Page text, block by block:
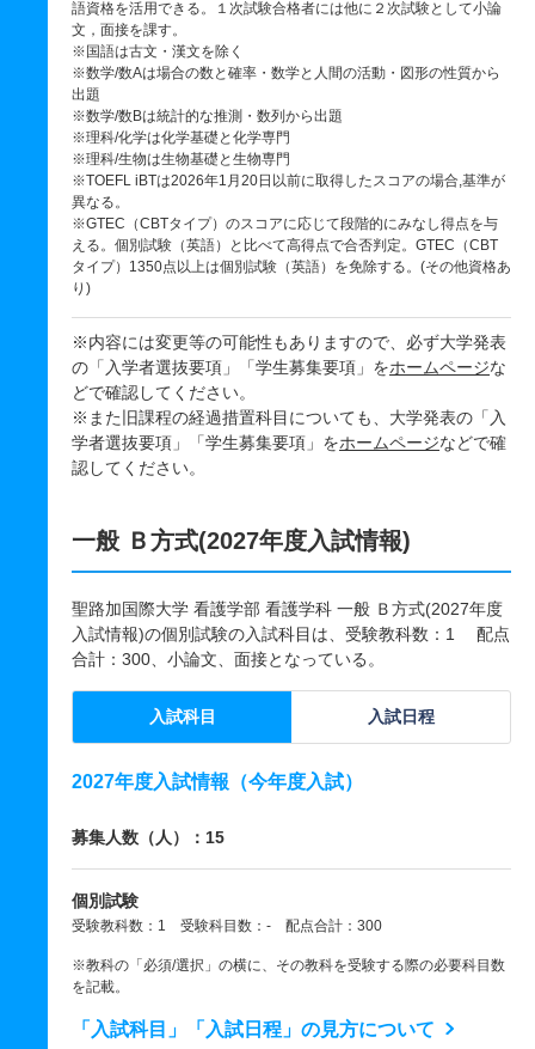
語資格を活用できる。１次試験合格者には他に２次試験として小論
文，面接を課す。
※国語は古文・漢文を除く
※数学/数Aは場合の数と確率・数学と人間の活動・図形の性質から
出題
※数学/数Bは統計的な推測・数列から出題
※理科/化学は化学基礎と化学専門
※理科/生物は生物基礎と生物専門
※TOEFL iBTは2026年1月20日以前に取得したスコアの場合,基準が
異なる。
※GTEC（CBTタイプ）のスコアに応じて段階的にみなし得点を与
える。個別試験（英語）と比べて高得点で合否判定。GTEC（CBT
タイプ）1350点以上は個別試験（英語）を免除する。(その他資格あ
り)
※内容には変更等の可能性もありますので、必ず大学発表
の「入学者選抜要項」「学生募集要項」をホームページな
どで確認してください。
※また旧課程の経過措置科目についても、大学発表の「入
学者選抜要項」「学生募集要項」をホームページなどで確
認してください。
一般 Ｂ方式(2027年度入試情報)
聖路加国際大学 看護学部 看護学科 一般 Ｂ方式(2027年度
入試情報)の個別試験の入試科目は、受験教科数：1 配点
合計：300、小論文、面接となっている。
入試科目 入試日程
2027年度入試情報（今年度入試）
募集人数（人）：15
個別試験
受験教科数：1 受験科目数：- 配点合計：300
※教科の「必須/選択」の横に、その教科を受験する際の必要科目数
を記載。
「入試科目」「入試日程」の見方について